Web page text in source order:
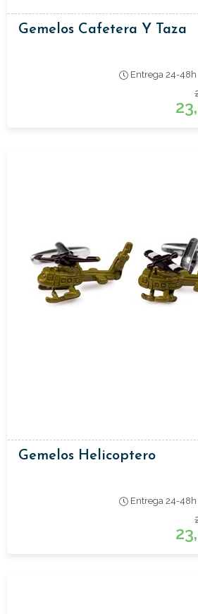
Gemelos Cafetera Y Taza
Entrega 24-48h
23,
Gemelos Helicoptero
Entrega 24-48h
23,